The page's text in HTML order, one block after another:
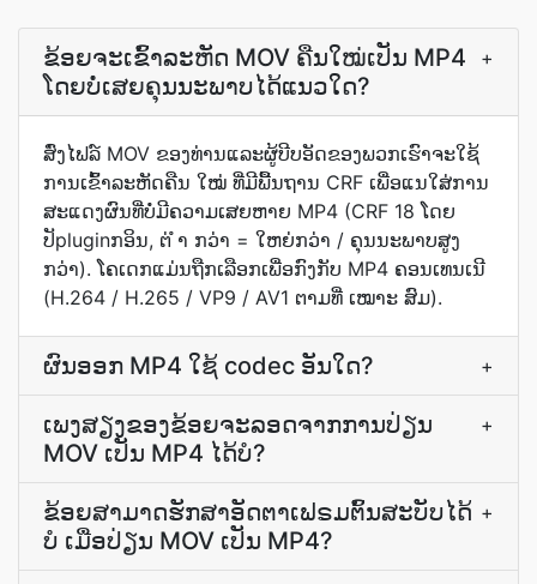
ຂ້ອຍຈະ​ເຂົ້າລະຫັດ MOV ຄືນໃໝ່ເປັນ MP4
ໂດຍ​ບໍ່​ເສຍ​ຄຸນນະພາບ​ໄດ້​ແນວໃດ?
+
ສົ່ງໄຟລ໌ MOV ຂອງທ່ານແລະຜູ້ບີບອັດຂອງພວກເຮົາຈະໃຊ້
ການເຂົ້າລະຫັດຄືນ ໃໝ່ ທີ່ມີພື້ນຖານ CRF ເພື່ອແນໃສ່ການ
ສະແດງຜົນທີ່ບໍ່ມີຄວາມເສຍຫາຍ MP4 (CRF 18 ໂດຍ
ປັpluginກອິນ, ຕ່ ຳ ກວ່າ = ໃຫຍ່ກວ່າ / ຄຸນນະພາບສູງ
ກວ່າ). ໂຄເດກແມ່ນຖືກເລືອກເພື່ອກົງກັບ MP4 ຄອນເທນເນີ
(H.264 / H.265 / VP9 / AV1 ຕາມທີ່ ເໝາະ ສົມ).
ຜົນອອກ MP4 ໃຊ້ codec ອັນໃດ? +
ເພງ​ສຽງ​ຂອງ​ຂ້ອຍ​ຈະ​ລອດ​ຈາກການ​ປ່ຽນ
MOV ເປັນ MP4 ໄດ້​ບໍ?
+
ຂ້ອຍສາມາດຮັກສາອັດຕາເຟຣມຕົ້ນສະບັບໄດ້
ບໍ ເມື່ອປ່ຽນ MOV ເປັນ MP4?
+